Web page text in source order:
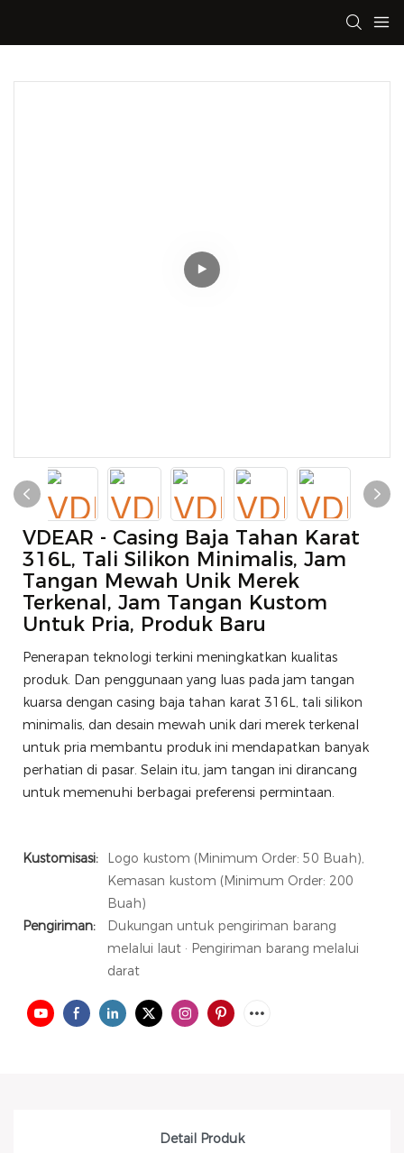
VDEAR - Casing Baja Tahan Karat
316L, Tali Silikon Minimalis, Jam
Tangan Mewah Unik Merek
Terkenal, Jam Tangan Kustom
Untuk Pria, Produk Baru
Penerapan teknologi terkini meningkatkan kualitas
produk. Dan penggunaan yang luas pada jam tangan
kuarsa dengan casing baja tahan karat 316L, tali silikon
minimalis, dan desain mewah unik dari merek terkenal
untuk pria membantu produk ini mendapatkan banyak
perhatian di pasar. Selain itu, jam tangan ini dirancang
untuk memenuhi berbagai preferensi permintaan.
Kustomisasi:
Logo kustom (Minimum Order: 50 Buah),
Kemasan kustom (Minimum Order: 200
Buah)
Pengiriman:
Dukungan untuk pengiriman barang
melalui laut · Pengiriman barang melalui
darat
Detail Produk